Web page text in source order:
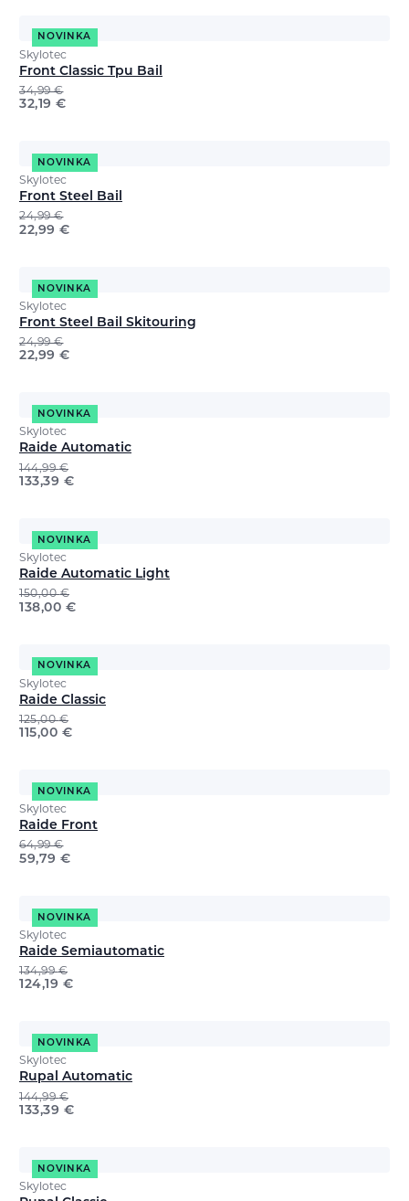
NOVINKA
Skylotec
Front Classic Tpu Bail
34,99€
32,19 €
NOVINKA
Skylotec
Front Steel Bail
24,99€
22,99 €
NOVINKA
Skylotec
Front Steel Bail Skitouring
24,99€
22,99 €
NOVINKA
Skylotec
Raide Automatic
144,99€
133,39 €
NOVINKA
Skylotec
Raide Automatic Light
150,00€
138,00 €
NOVINKA
Skylotec
Raide Classic
125,00€
115,00 €
NOVINKA
Skylotec
Raide Front
64,99€
59,79 €
NOVINKA
Skylotec
Raide Semiautomatic
134,99€
124,19 €
NOVINKA
Skylotec
Rupal Automatic
144,99€
133,39 €
NOVINKA
Skylotec